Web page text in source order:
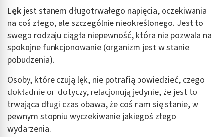
Lęk jest stanem długotrwałego napięcia, oczekiwania
na coś złego, ale szczególnie nieokreślonego. Jest to
swego rodzaju ciągła niepewność, która nie pozwala na
spokojne funkcjonowanie (organizm jest w stanie
pobudzenia).
Osoby, które czują lęk, nie potrafią powiedzieć, czego
dokładnie on dotyczy, relacjonują jedynie, że jest to
trwająca długi czas obawa, że coś nam się stanie, w
pewnym stopniu wyczekiwanie jakiegoś złego
wydarzenia.